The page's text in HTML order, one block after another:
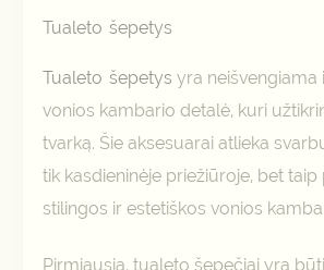
Tualeto šepetys
Tualeto šepetys yra neišvengiama
vonios kambario detalė, kuri
tvarką. Šie aksesuarai atlieka
tik kasdieninėje priežiūroje, bet
stilingos ir estetiškos vonios
Pirmiausia, tualeto šepečiai yra